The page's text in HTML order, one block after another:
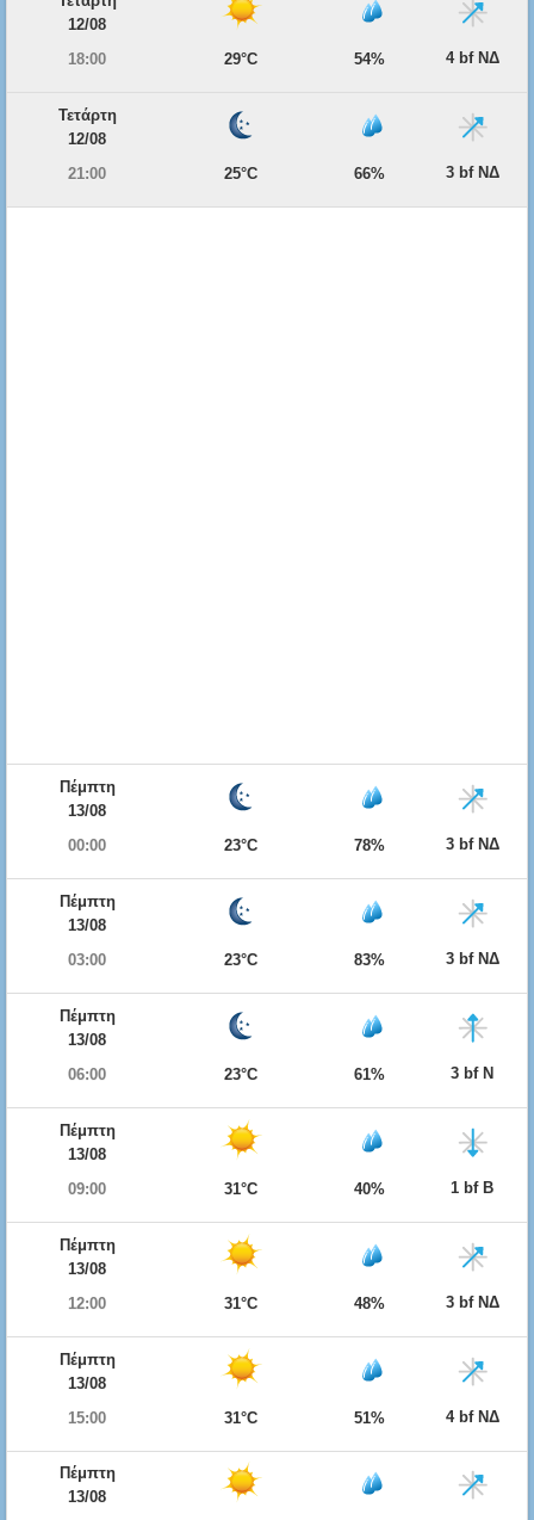
12/08
18:00
29°C 54% 4 bf ΝΔ
Τετάρτη
12/08
21:00
25°C 66% 3 bf ΝΔ
Πέμπτη
13/08
00:00
23°C 78% 3 bf ΝΔ
Πέμπτη
13/08
03:00
23°C 83% 3 bf ΝΔ
Πέμπτη
13/08
06:00
23°C 61% 3 bf Ν
Πέμπτη
13/08
09:00
31°C 40% 1 bf Β
Πέμπτη
13/08
12:00
31°C 48% 3 bf ΝΔ
Πέμπτη
13/08
15:00
31°C 51% 4 bf ΝΔ
Πέμπτη
13/08